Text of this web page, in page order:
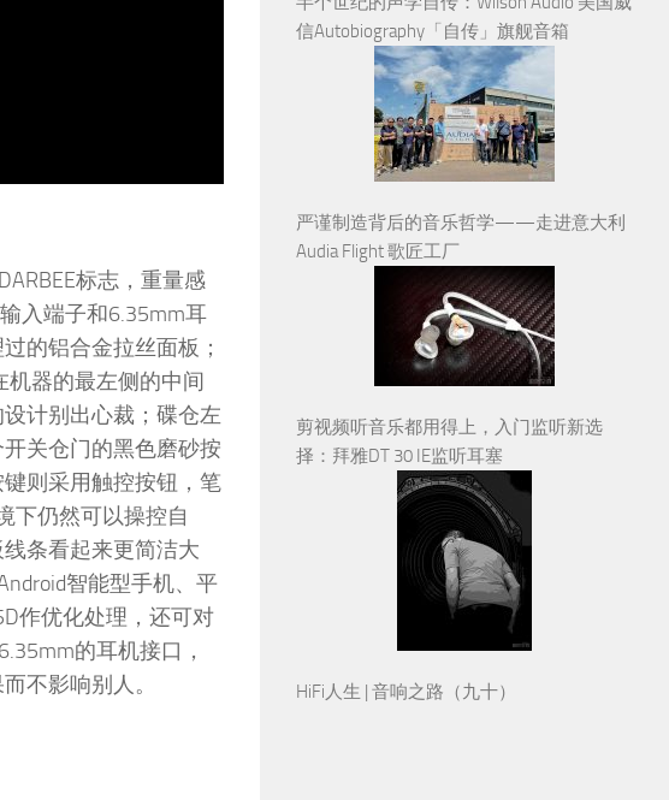
标志，重量感
入端子和6.35mm耳
的铝合金拉丝面板；
机器的最左侧的中间
计别出心裁；碟仓左
关仓门的黑色磨砂按
则采用触控按钮，笔
下仍然可以操控自
条看起来更简洁大
智能型手机、平
作优化处理，还可对
的耳机接口，
不影响别人。
信Autobiography「自传」旗舰音箱
严谨制造背后的音乐哲学——走进意大利
Audia Flight 歌匠工厂
剪视频听音乐都用得上，入门监听新选
择：拜雅DT 30 IE监听耳塞
HiFi人生 | 音响之路（九十）